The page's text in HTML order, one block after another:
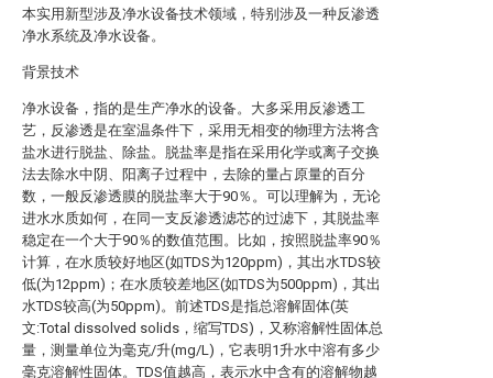
本实用新型涉及净水设备技术领域，特别涉及一种反渗透
净水系统及净水设备。
背景技术
净水设备，指的是生产净水的设备。大多采用反渗透工
艺，反渗透是在室温条件下，采用无相变的物理方法将含
盐水进行脱盐、除盐。脱盐率是指在采用化学或离子交换
法去除水中阴、阳离子过程中，去除的量占原量的百分
数，一般反渗透膜的脱盐率大于90％。可以理解为，无论
进水水质如何，在同一支反渗透滤芯的过滤下，其脱盐率
稳定在一个大于90％的数值范围。比如，按照脱盐率90％
计算，在水质较好地区(如TDS为120ppm)，其出水TDS较
低(为12ppm)；在水质较差地区(如TDS为500ppm)，其出
水TDS较高(为50ppm)。前述TDS是指总溶解固体(英
文:Total dissolved solids，缩写TDS)，又称溶解性固体总
量，测量单位为毫克/升(mg/L)，它表明1升水中溶有多少
毫克溶解性固体。TDS值越高，表示水中含有的溶解物越